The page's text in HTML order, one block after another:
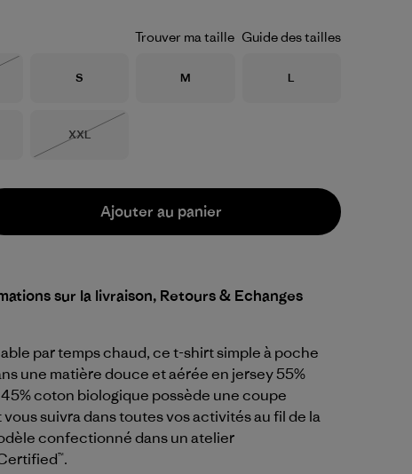
Trouver ma taille Guide des tailles
Taille
S Taille
M Taille
L
Taille
XXL
Ajouter au panier
sur la livraison, Retours & Echanges
par temps chaud, ce t-shirt simple à poche
une matière douce et aérée en jersey 55%
coton biologique possède une coupe
suivra dans toutes vos activités au fil de la
confectionné dans un atelier